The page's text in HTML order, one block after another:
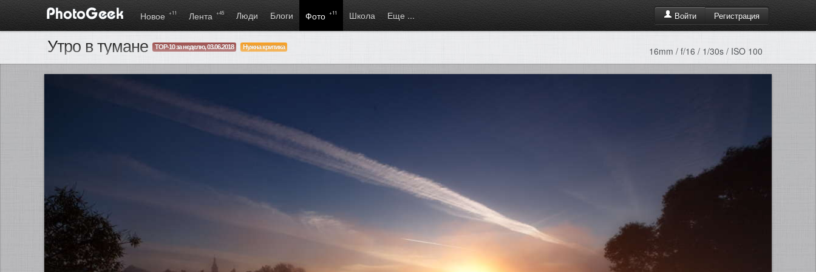
Войти Регистрация
Новое +11 Лента +45 Люди Блоги Фото +11 Школа Еще ...
Утро в тумане TOP-10 за неделю, 03.06.2018 Нужна критика 16mm / f/16 / 1/30s / ISO 100